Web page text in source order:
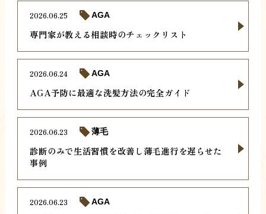
専門家が教える相談時のチェックリスト
2026.06.25 AGA
AGA予防に最適な洗髪方法の完全ガイド
2026.06.24 AGA
診断のみで生活習慣を改善し薄毛進行を遅らせた
事例
2026.06.23 薄毛
2026.06.23 AGA